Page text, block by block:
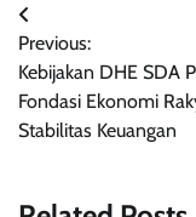
Navigasi
pos
Previous:
Kebijakan DHE SDA
Fondasi Ekonomi
Stabilitas Keuangan